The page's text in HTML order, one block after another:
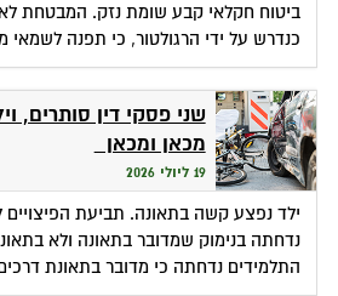
ביטוח חקלאי קבע שומת נזק. המבטחת
כנדרש על ידי הרגולטור, כי תפנה לשמאי
שני פסקי דין סותרים,
מכאן ומכאן
19 ליולי 2026
ילד נפצע קשה בתאונה. תביעת הפיצויים
נדחתה בנימוק שמדובר בתאונה ולא
התלמידים נדחתה כי מדובר בתאונת